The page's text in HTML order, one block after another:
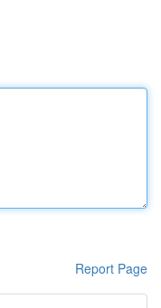
Report Page